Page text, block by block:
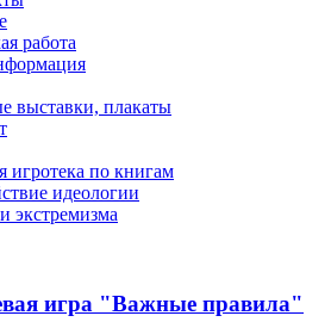
работа
выставки, плакаты
игротека по книгам
идеологии
экстремизма
игра "Важные правила"